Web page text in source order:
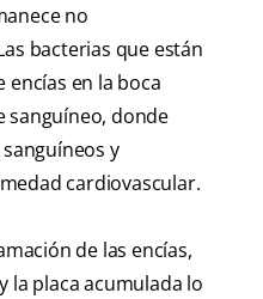
no
bacterias que están
encías en la boca
sanguíneo, donde
y
cardiovascular.
de las encías,
la placa acumulada lo